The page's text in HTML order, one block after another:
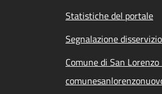
Statistiche del portale
Segnalazione disservizio
Comune di San